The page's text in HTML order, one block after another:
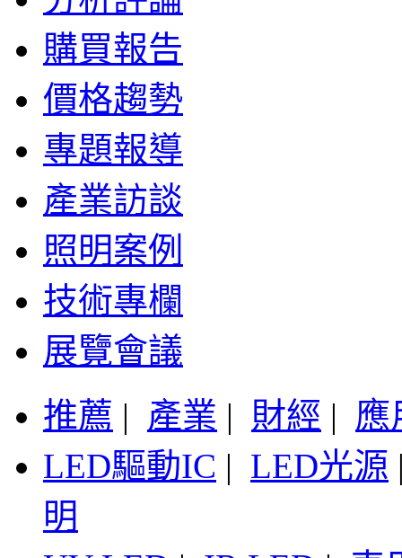
購買報告
價格趨勢
專題報導
產業訪談
照明案例
技術專欄
展覽會議
推薦 | 產業 | 財經 | 應
LED驅動IC | LED光源
明